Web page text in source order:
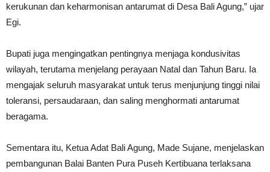
kerukunan dan keharmonisan antarumat di Desa Bali Agung,” ujar
Egi.
Bupati juga mengingatkan pentingnya menjaga kondusivitas
wilayah, terutama menjelang perayaan Natal dan Tahun Baru. Ia
mengajak seluruh masyarakat untuk terus menjunjung tinggi nilai
toleransi, persaudaraan, dan saling menghormati antarumat
beragama.
Sementara itu, Ketua Adat Bali Agung, Made Sujane, menjelaskan
pembangunan Balai Banten Pura Puseh Kertibuana terlaksana